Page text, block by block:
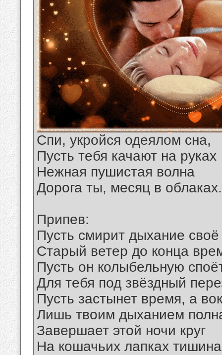
Спи, укройся одеялом сна,
Пусть тебя качают на руках
Нежная пушистая волна
Дорога ты, месяц в облаках.
Припев:
Пусть смирит дыхание своё
Старый ветер до конца
Пусть он колыбельную
Для тебя под звёздный
Пусть застынет время, а
Лишь твоим дыханием
Завершает этой ночи круг
На кошачьих лапках